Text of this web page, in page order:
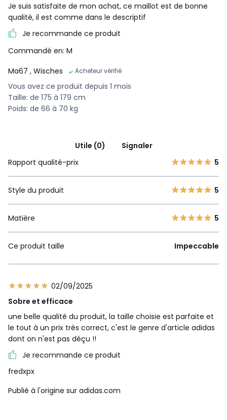
Je suis satisfaite de mon achat, ce maillot est de bonne
qualité, il est comme dans le descriptif
Je recommande ce produit
Commandé en: M
Ma67 , Wisches Acheteur vérifié
Vous avez ce produit depuis 1 mois
Taille: de 175 à 179 cm
Poids: de 66 à 70 kg
Utile (0)
Signaler
Rapport qualité-prix
5
Style du produit 5
Matière 5
Ce produit taille Impeccable
02/09/2025
Sobre et efficace
une belle qualité du produit, la taille choisie est parfaite et
le tout à un prix très correct, c'est le genre d'article adidas
dont on n'est pas déçu !!
Je recommande ce produit
fredxpx
Publié à l'origine sur adidas.com